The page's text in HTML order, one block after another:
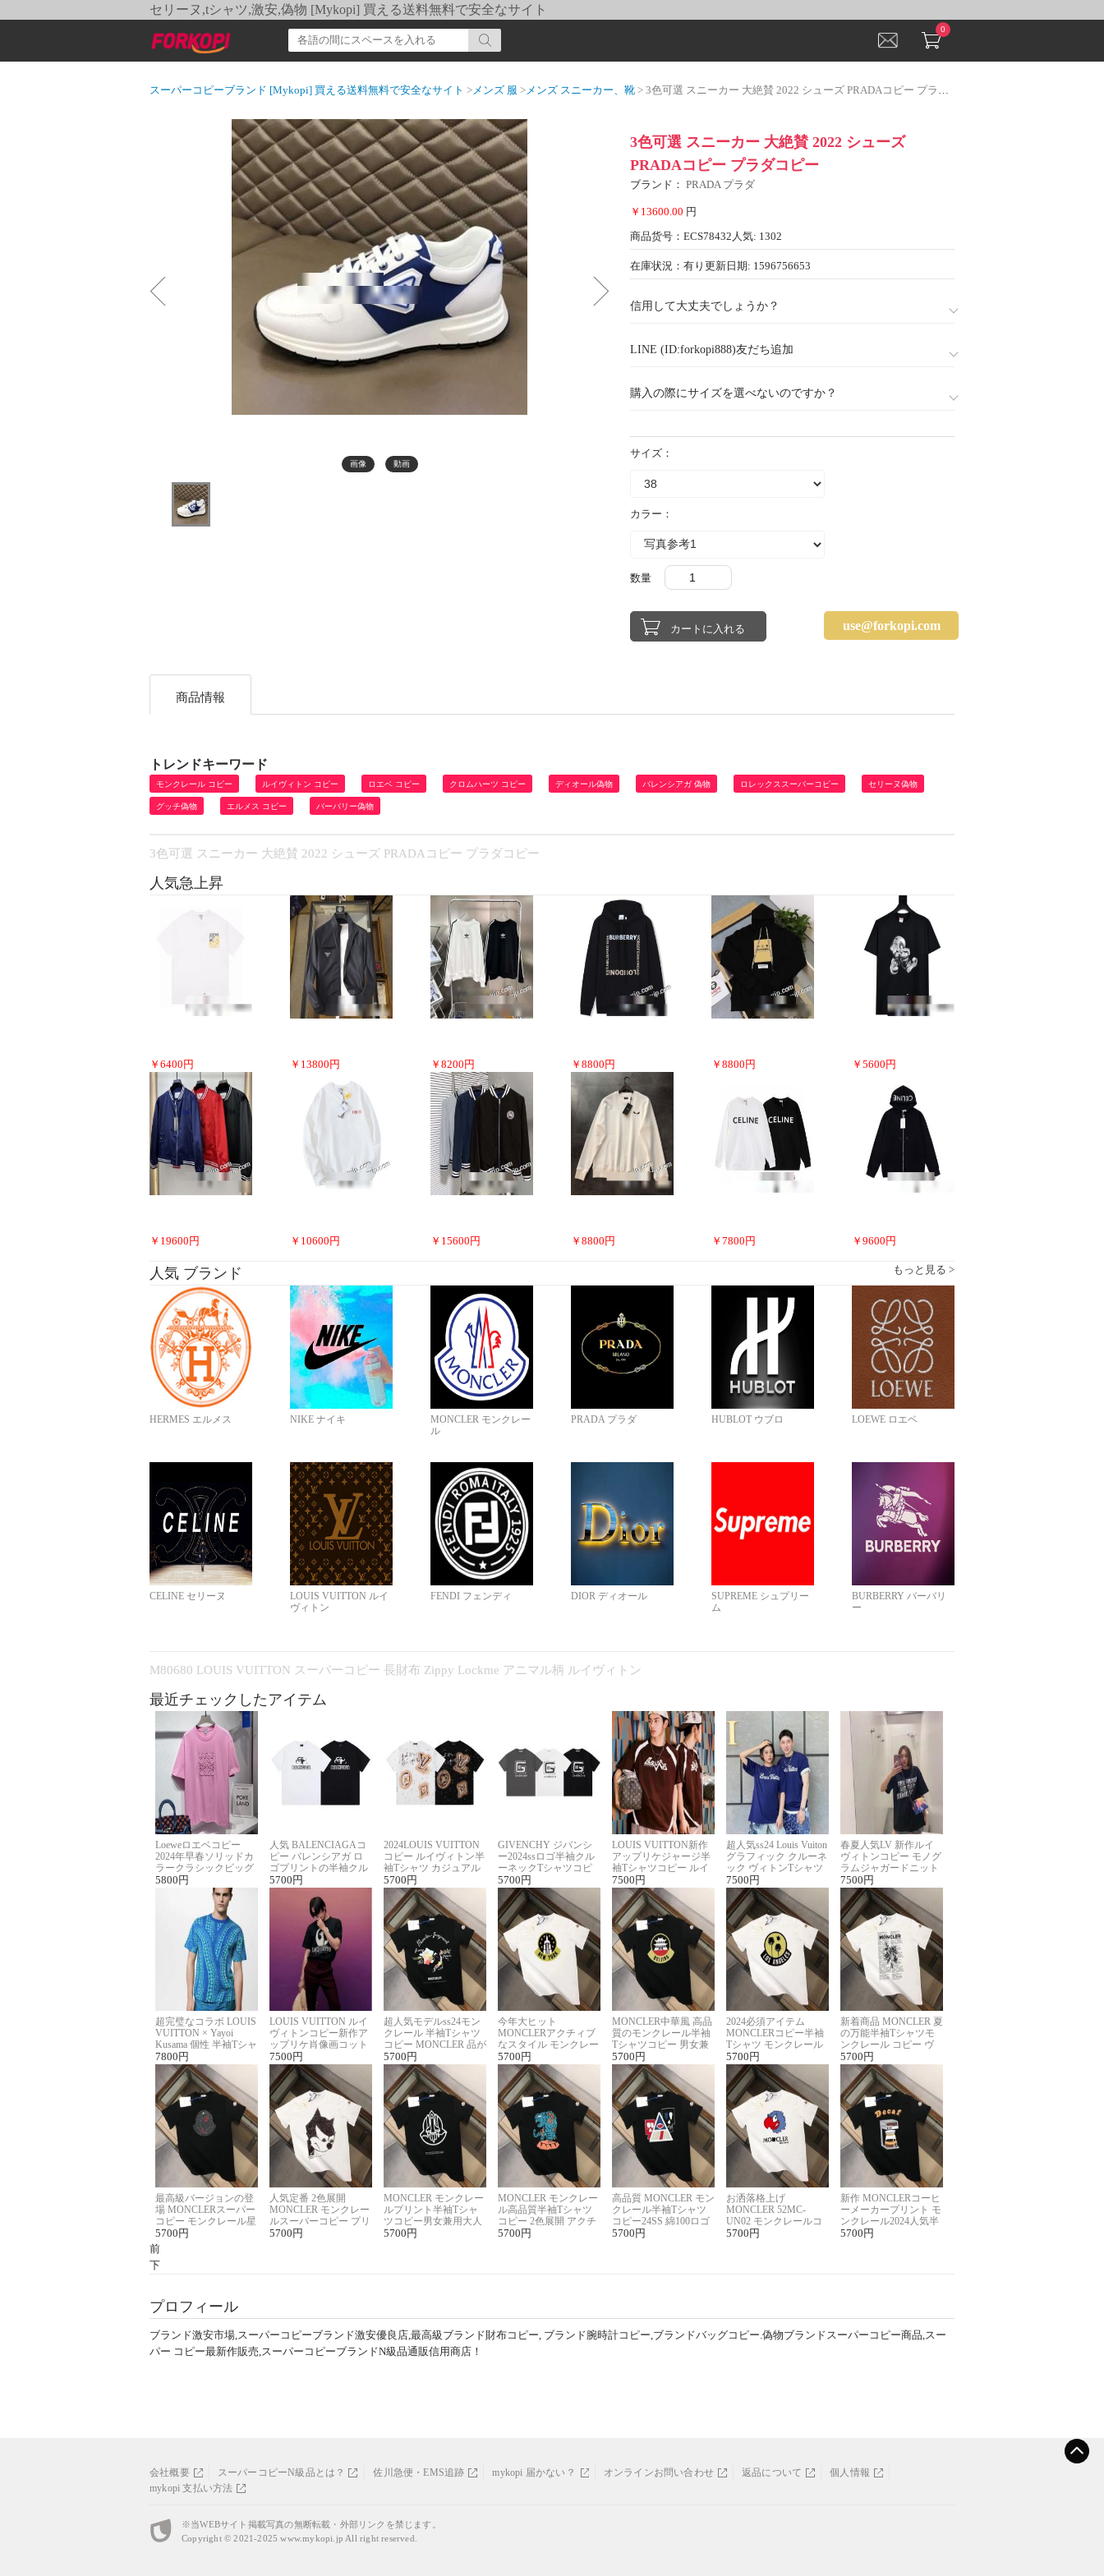
セリーヌ,tシャツ,激安,偽物 [Mykopi] 買える送料無料で安全なサイト
0
スーパーコピーブランド [Mykopi] 買える送料無料で安全なサイト >メンズ 服 >メンズ スニーカー、靴 > 3色可選 スニーカー 大絶賛 2022 シューズ PRADAコピー プラダコピー
画像 動画
3色可選 スニーカー 大絶賛 2022 シューズ
PRADAコピー プラダコピー
ブランド： PRADA プラダ
￥13600.00 円
商品货号：ECS78432 人気: 1302
在庫状況：有り 更新日期: 1596756653
信用して大丈夫でしょうか？
LINE (ID:forkopi888)友だち追加
購入の際にサイズを選べないのですか？
サイズ：
カラー：
数量
use@forkopi.com
商品情報
トレンドキーワード
モンクレール コピー ルイヴィトン コピー ロエベ コピー クロムハーツ コピー ディオール偽物 バレンシアガ 偽物 ロレックススーパーコピー セリーヌ偽物
グッチ偽物 エルメス コピー バーバリー偽物
3色可選 スニーカー 大絶賛 2022 シューズ PRADAコピー プラダコピー
人気急上昇
￥ 6400 円 ￥ 13800 円 ￥ 8200 円 ￥ 8800 円 ￥ 8800 円 ￥ 5600 円
￥ 19600 円 ￥ 10600 円 ￥ 15600 円 ￥ 8800 円 ￥ 7800 円 ￥ 9600 円
人気 ブランド もっと見る >
HERMES エルメス NIKE ナイキ
MONCLER モンクレー
ル
PRADA プラダ HUBLOT ウブロ LOEWE ロエベ
CELINE セリーヌ
LOUIS VUITTON ルイ
ヴィトン
FENDI フェンディ DIOR ディオール
SUPREME シュプリー
ム
BURBERRY バーバリ
ー
M80680 LOUIS VUITTON スーパーコピー 長財布 Zippy Lockme アニマル柄 ルイヴィトン
最近チェックしたアイテム
Loeweロエベコピー
2024年早春ソリッドカ
ラークラシックビッグ
ロゴ刺繍Tシャツ
5800 円
人気 BALENCIAGAコ
ピー バレンシアガ ロ
ゴプリントの半袖クル
ーネックTシャツ
5700 円
2024LOUIS VUITTON
コピー ルイヴィトン半
袖Tシャツ カジュアル
に馴染む 2色展開
5700 円
GIVENCHY ジバンシ
ー2024ssロゴ半袖クル
ーネックTシャツコピ
ー ユニセックス
5700 円
LOUIS VUITTON新作
アップリケジャージ半
袖Tシャツコピー ルイ
ヴィトン着回し抜群
7500 円
超人気ss24 Louis Vuiton
グラフィック クルーネ
ック ヴィトンTシャツ
スーパーコピー
7500 円
春夏人気LV 新作ルイ
ヴィトンコピー モノグ
ラムジャガードニット
半袖Tシャツ男女兼用
7500 円
超完璧なコラボ LOUIS
VUITTON × Yayoi
Kusama 個性 半袖Tシャ
ツコピー男女兼用
7800 円
LOUIS VUITTON ルイ
ヴィトンコピー新作ア
ップリケ肖像画コット
ンニット半袖Tシャツ
7500 円
超人気モデルss24モン
クレール 半袖Tシャツ
コピー MONCLER 品が
良く見た目
5700 円
今年大ヒット
MONCLERアクチィブ
なスタイル モンクレー
ルコピー半袖Tシャツ
5700 円
MONCLER中華風 高品
質のモンクレール半袖
Tシャツコピー 男女兼
用 着回し抜群
5700 円
2024必須アイテム
MONCLERコピー半袖
Tシャツ モンクレール
夏らしいプリント
5700 円
新着商品 MONCLER 夏
の万能半袖Tシャツモ
ンクレール コピー ヴ
ィンテージ風
5700 円
最高級バージョンの登
場 MONCLERスーパー
コピー モンクレール星
座半袖Tシャツ
5700 円
人気定番 2色展開
MONCLER モンクレー
ルスーパーコピー プリ
ント半袖Tシャツ
5700 円
MONCLER モンクレー
ルプリント半袖Tシャ
ツコピー男女兼用大人
可愛い春夏コーデ
5700 円
MONCLER モンクレー
ル高品質半袖Tシャツ
コピー 2色展開 アクチ
ィブなスタイル
5700 円
高品質 MONCLER モン
クレール半袖Tシャツ
コピー24SS 綿100ロゴ
プリント 2色展開
5700 円
お洒落格上げ
MONCLER 52MC-
UN02 モンクレールコ
ピー半袖Tシャツ ユニ
5700 円
新作 MONCLERコーヒ
ーメーカープリント モ
ンクレール2024人気半
袖Tシャツコピー
5700 円
前
下
プロフィール
ブランド激安市場,スーパーコピーブランド激安優良店,最高級ブランド財布コピー, ブランド腕時計コピー,ブランドバッグコピー.偽物ブランドスーパーコピー商品,スー
パー コピー最新作販売,スーパーコピーブランドN級品通販信用商店！
会社概要 スーパーコピーN級品とは？ 佐川急便・EMS追跡 mykopi 届かない？ オンラインお問い合わせ 返品について
個人情報
mykopi 支払い方法
※当WEBサイト掲載写真の無断転載・外部リンクを禁じます。
Copyright © 2021-2025www.mykopi.jp All right reserved.